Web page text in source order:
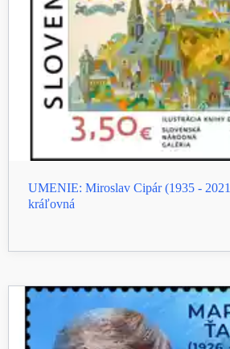
UMENIE: Miroslav Cipár (1935 -
kráľovná